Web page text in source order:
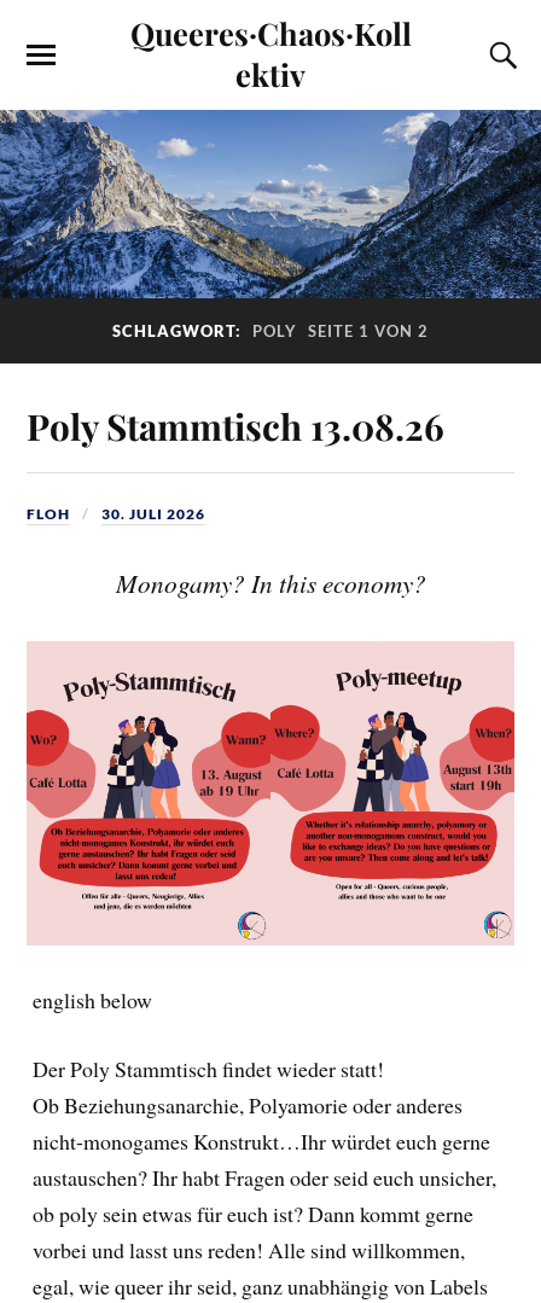
Queeres·Chaos·Koll
ektiv
SCHLAGWORT: POLY SEITE 1 VON 2
Poly Stammtisch 13.08.26
FLOH 30. JULI 2026
Monogamy? In this economy?
english below
Der Poly Stammtisch findet wieder statt!
Ob Beziehungsanarchie, Polyamorie oder anderes
nicht-monogames Konstrukt…Ihr würdet euch gerne
austauschen? Ihr habt Fragen oder seid euch unsicher,
ob poly sein etwas für euch ist? Dann kommt gerne
vorbei und lasst uns reden! Alle sind willkommen,
egal, wie queer ihr seid, ganz unabhängig von Labels